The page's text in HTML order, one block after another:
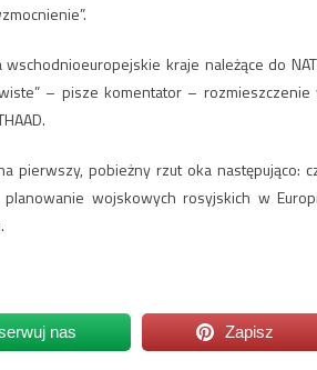
kraje należące do
– pisze komentator – rozmieszczenie
pierwszy, pobieżny rzut oka następująco:
wojskowych rosyjskich w
nas Zapisz